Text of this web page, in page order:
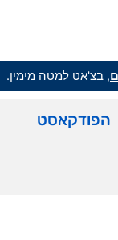
, בצ'אט למטה מימין.
הפודקאסט